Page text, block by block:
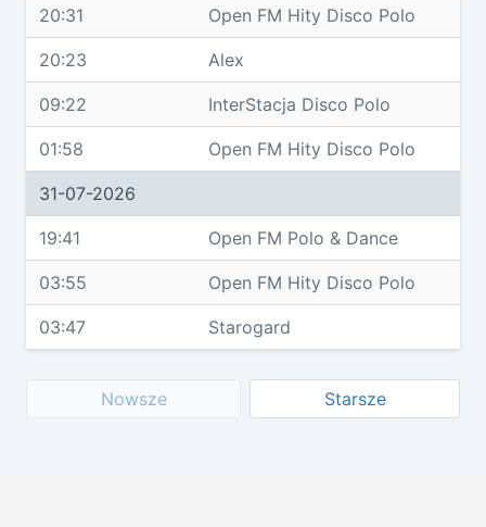
20:31 Open FM Hity Disco Polo
20:23 Alex
09:22 InterStacja Disco Polo
01:58 Open FM Hity Disco Polo
31-07-2026
19:41 Open FM Polo & Dance
03:55 Open FM Hity Disco Polo
03:47 Starogard
Nowsze Starsze